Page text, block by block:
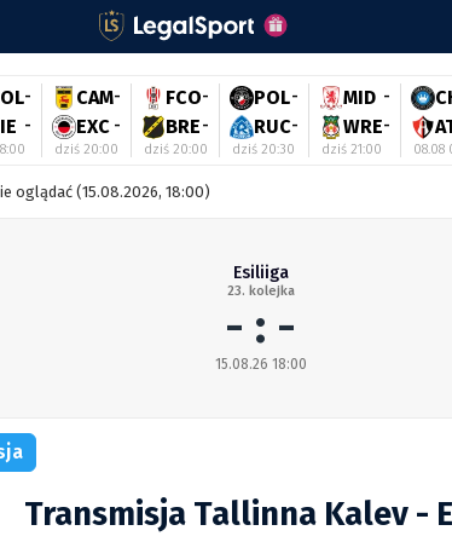
-
-
CAM-
EXC -
dziś 20:00
FCO-
BRE-
dziś 20:00
POL-
RUC-
dziś 20:30
MID -
WRE-
dziś 21:00 08.08
oglądać (15.08.2026, 18:00)
Esiliiga
23. kolejka
- : -
15.08.26 18:00
Transmisja Tallinna Kalev -